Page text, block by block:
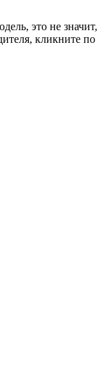
это не значит,
кликните по